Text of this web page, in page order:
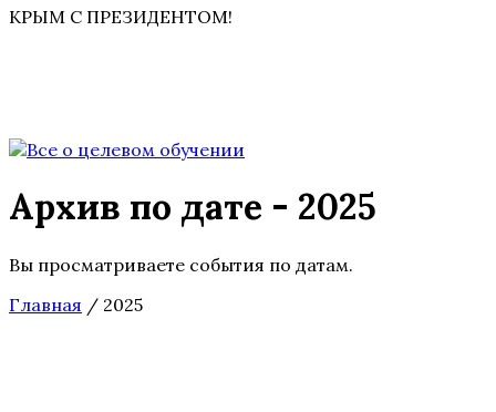
КРЫМ С ПРЕЗИДЕНТОМ!
Архив по дате - 2025
Вы просматриваете события по датам.
Главная / 2025